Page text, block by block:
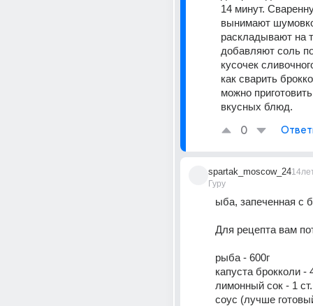
14 минут.
вынимают
раскладывают на
добавляют соль
кусочек
как сварить
можно
вкусных блюд.
0
spartak_moscow_24
Гуру
ыба, запеченная с
Для рецепта вам
рыба - 600г
капуста брокколи -
лимонный сок - 1
соус (лучше